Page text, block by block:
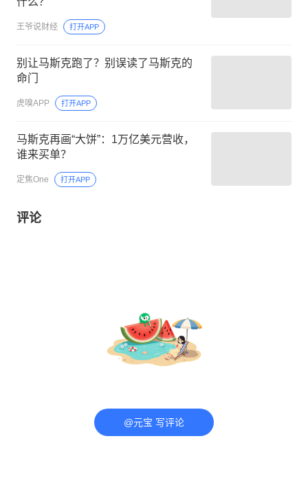
王爷说财经 打开APP
别让马斯克跑了？别误读了马斯克的
命门
虎嗅APP 打开APP
马斯克再画“大饼”：1万亿美元营收，
谁来买单？
定焦One 打开APP
评论
@元宝 写评论